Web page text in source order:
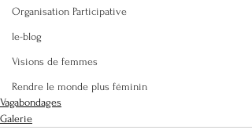
Organisation Participative
le-blog
Visions de femmes
Rendre le monde plus féminin
Vagabondages
Galerie